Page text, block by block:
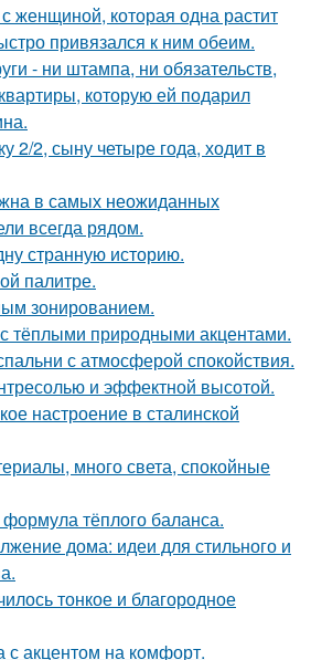
женщиной, которая одна растит
привязался к ним обеим.
- ни штампа, ни обязательств,
которую ей подарил
2/2, сыну четыре года, ходит в
в самых неожиданных
всегда рядом.
странную историю.
палитре.
зонированием.
тёплыми природными акцентами.
с атмосферой спокойствия.
и эффектной высотой.
настроение в сталинской
много света, спокойные
тёплого баланса.
дома: идеи для стильного и
тонкое и благородное
с акцентом на комфорт.